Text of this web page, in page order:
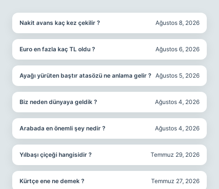
Nakit avans kaç kez çekilir ? Ağustos 8, 2026
Euro en fazla kaç TL oldu ? Ağustos 6, 2026
Ayağı yürüten baştır atasözü ne anlama gelir ? Ağustos 5, 2026
Biz neden dünyaya geldik ? Ağustos 4, 2026
Arabada en önemli şey nedir ? Ağustos 4, 2026
Yılbaşı çiçeği hangisidir ? Temmuz 29, 2026
Kürtçe ene ne demek ? Temmuz 27, 2026